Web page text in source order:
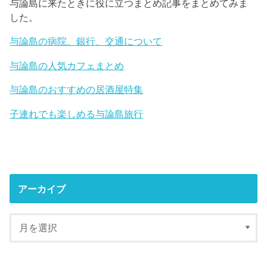
与論島に来たときに役に立つまとめ記事をまとめてみま
した。
与論島の病院、銀行、交通について
与論島の人気カフェまとめ
与論島のおすすめの居酒屋特集
子連れでも楽しめる与論島旅行
アーカイブ